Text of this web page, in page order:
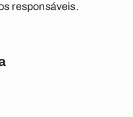
responsáveis.